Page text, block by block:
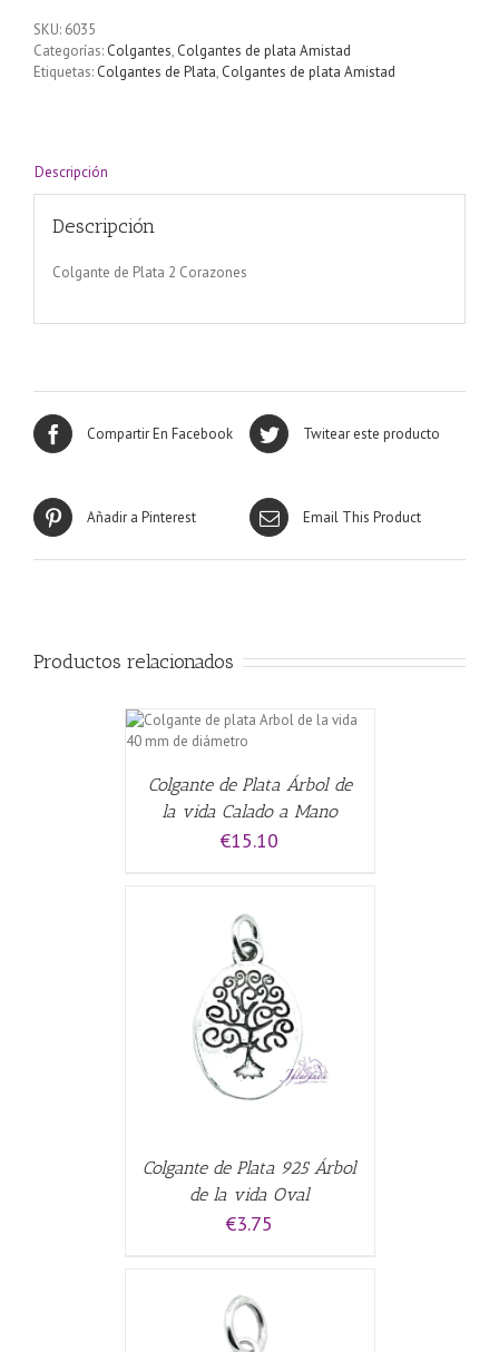
SKU: 6035
Categorías: Colgantes, Colgantes de plata Amistad
Etiquetas: Colgantes de Plata, Colgantes de plata Amistad
Descripción
Descripción
Colgante de Plata 2 Corazones
Compartir En Facebook Twitear este producto
Añadir a Pinterest Email This Product
Productos relacionados
Colgante de Plata Árbol de
la vida Calado a Mano
€15.10
Colgante de Plata 925 Árbol
de la vida Oval
€3.75